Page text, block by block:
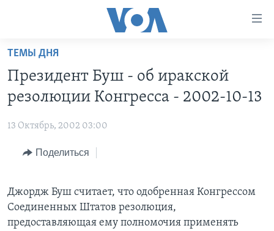
Перейти
основной
контент
Перейти
навигации
поиск
ПРОГРАММЫ
НОВОСТИ ЗА МИНУТУ
ИТОГИ
ДИСКУССИЯ VOA
ДЕТАЛИ
ПРОЕКТЫ
УЧИМ АНГЛИЙСКИЙ
НАША АМЕРИКАНСКАЯ ИСТОРИЯ
АРТЕФАКТЫ
АМЕРИКАНСКИЕ ГОРОДКИ
ЭКСПЕРТИЗА
ИНТЕРВЬЮ
ЗА СВОБОДУ ПРЕССЫ
УЧИМ АНГЛИЙСКИЙ
ТЕМЫ ДНЯ
Президент Буш - об иракской
резолюции Конгресса - 2002-10-13
13 Октябрь, 2002 03:00
Поделиться
Джордж Буш считает, что одобренная Конгрессом
Соединенных Штатов резолюция,
предоставляющая ему полномочия применять